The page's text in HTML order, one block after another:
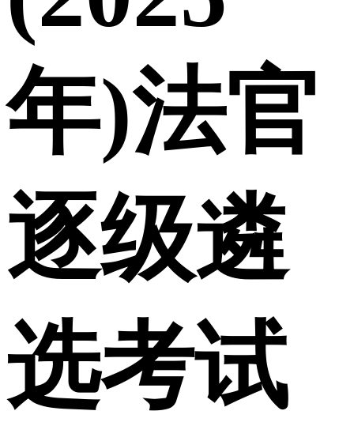
年)法官
逐级遴
选考试